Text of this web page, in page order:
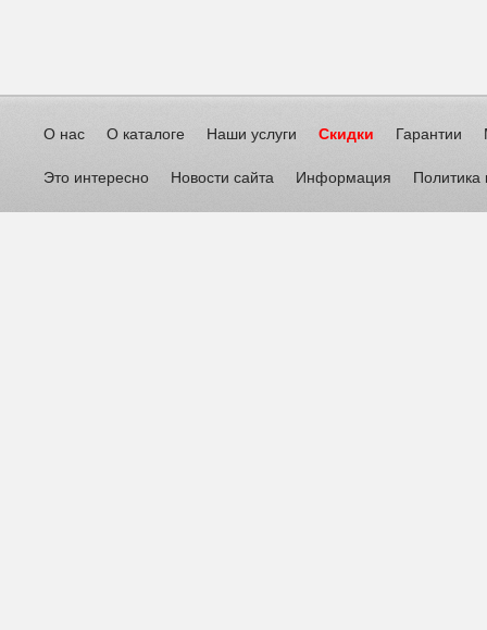
О нас О каталоге Наши услуги Скидки Гарантии
Это интересно Новости сайта Информация Политика